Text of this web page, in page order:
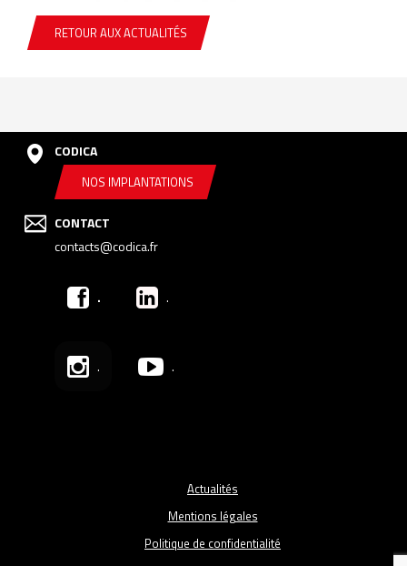
RETOUR AUX ACTUALITÉS
CODICA
NOS IMPLANTATIONS
CONTACT
contacts@codica.fr
. .
. .
Actualités
Mentions légales
Politique de confidentialité